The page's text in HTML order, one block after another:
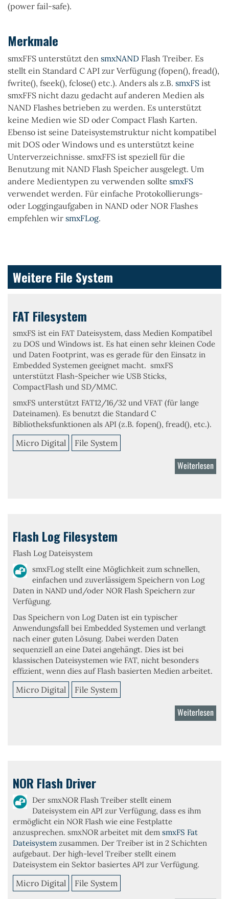
(power fail-safe).
Merkmale
smxFFS unterstützt den smxNAND Flash Treiber. Es
stellt ein Standard C API zur Verfügung (fopen(), fread(),
fwrite(), fseek(), fclose() etc.). Anders als z.B. smxFS ist
smxFFS nicht dazu gedacht auf anderen Medien als
NAND Flashes betrieben zu werden. Es unterstützt
keine Medien wie SD oder Compact Flash Karten.
Ebenso ist seine Dateisystemstruktur nicht kompatibel
mit DOS oder Windows und es unterstützt keine
Unterverzeichnisse. smxFFS ist speziell für die
Benutzung mit NAND Flash Speicher ausgelegt. Um
andere Medientypen zu verwenden sollte smxFS
verwendet werden. Für einfache Protokollierungs-
oder Loggingaufgaben in NAND oder NOR Flashes
empfehlen wir smxFLog.
Weitere File System
FAT Filesystem
smxFS ist ein FAT Dateisystem, dass Medien Kompatibel
zu DOS und Windows ist. Es hat einen sehr kleinen Code
und Daten Footprint, was es gerade für den Einsatz in
Embedded Systemen geeignet macht. smxFS
unterstützt Flash-Speicher wie USB Sticks,
CompactFlash und SD/MMC.
smxFS unterstützt FAT12/16/32 und VFAT (für lange
Dateinamen). Es benutzt die Standard C
Bibliotheksfunktionen als API (z.B. fopen(), fread(), etc.).
Micro Digital File System
Weiterlesen
FAT
Flash Log Filesystem
Flash Log Dateisystem
smxFLog stellt eine Möglichkeit zum schnellen,
einfachen und zuverlässigem Speichern von Log
Daten in NAND und/oder NOR Flash Speichern zur
Verfügung.
Das Speichern von Log Daten ist ein typischer
Anwendungsfall bei Embedded Systemen und verlangt
nach einer guten Lösung. Dabei werden Daten
sequenziell an eine Datei angehängt. Dies ist bei
klassischen Dateisystemen wie FAT, nicht besonders
effizient, wenn dies auf Flash basierten Medien arbeitet.
Micro Digital File System
Weiterlesen
Flash
NOR Flash Driver
Der smxNORFlash Treiber stellt einem
Dateisystem ein API zur Verfügung, dass es ihm
ermöglicht ein NOR Flash wie eine Festplatte
anzusprechen. smxNORarbeitet mit dem smxFS Fat
Dateisystem zusammen. Der Treiber ist in 2 Schichten
aufgebaut. Der high-level Treiber stellt einem
Dateisystem ein Sektor basiertes API zur Verfügung.
Micro Digital File System